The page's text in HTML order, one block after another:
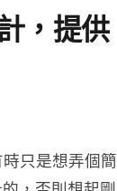
，提供
只是想弄個簡